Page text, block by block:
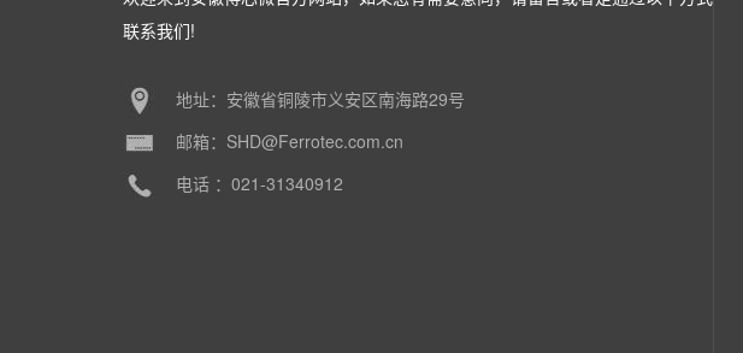
联系我们!
地址：安徽省铜陵市义安区南海路29号
邮箱：SHD@Ferrotec.com.cn
电话 ：021-31340912